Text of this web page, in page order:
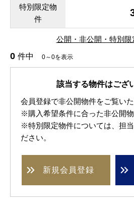
特別限定物
件
公開・非公開・特別限
0 件中 0～0を表示
該当する物件はござ
会員登録で非公開物件をご覧いた
※購入希望条件に合った非公開物
※特別限定物件については、担
ださい。
新規会員登録